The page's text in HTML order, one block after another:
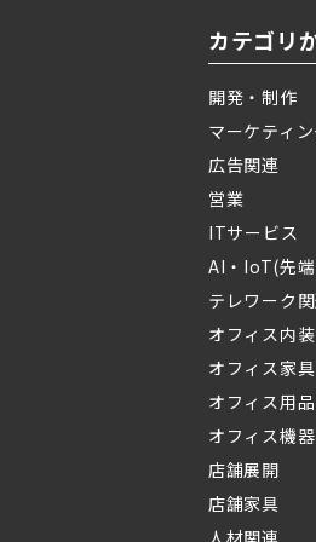
カテゴリ
開発・制作
マーケティ
広告関連
営業
ITサービス
AI・IoT(先
テレワーク
オフィス内
オフィス家具
オフィス用
オフィス機器
店舗展開
店舗家具